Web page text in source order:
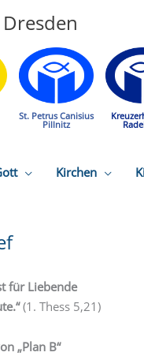
St. Petrus Canisius
Pillnitz
Kirchen
für Liebende
(1. Thess 5,21)
„Plan B“